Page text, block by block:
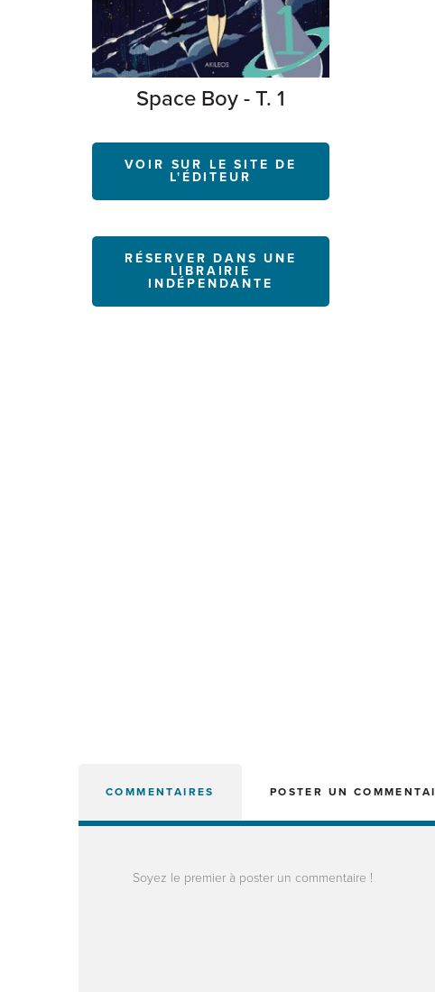
Space Boy - T. 1
VOIR SUR LE SITE DE
L'ÉDITEUR
RÉSERVER DANS UNE
LIBRAIRIE
INDÉPENDANTE
COMMENTAIRES POSTER UN
Soyez le premier à poster un commentaire !